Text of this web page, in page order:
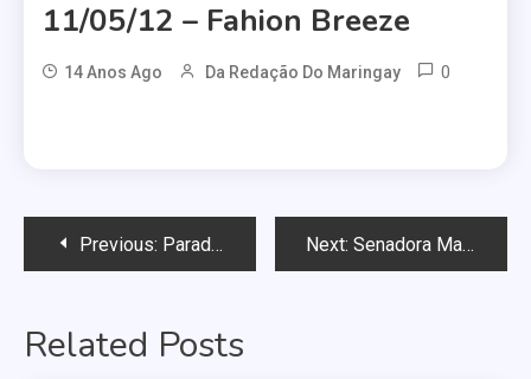
11/05/12 – Fahion Breeze
14 Anos Ago Da Redação Do Maringay 0
Navegação
Post
Previous: Parada LGBT de Maringá divulga programação da Semana do Combate à Homofobia Next: Senadora Marta Suplicy promove seminário sobre criminalização da homofobia na próxima terça-feira
Related Posts